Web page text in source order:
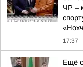
ЧР –
17:37
Ещё